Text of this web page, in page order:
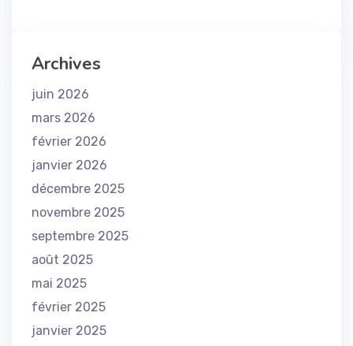
Archives
juin 2026
mars 2026
février 2026
janvier 2026
décembre 2025
novembre 2025
septembre 2025
août 2025
mai 2025
février 2025
janvier 2025